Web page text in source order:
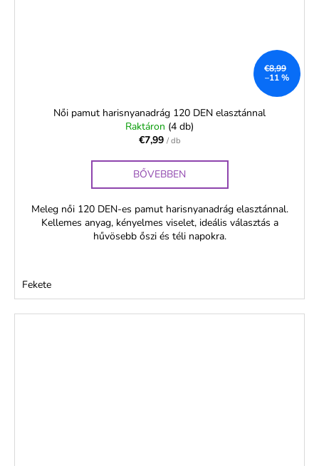
€8,99
–11 %
Női pamut harisnyanadrág 120 DEN elasztánnal
Raktáron (4 db)
€7,99 / db
BŐVEBBEN
Meleg női 120 DEN-es pamut harisnyanadrág elasztánnal.
Kellemes anyag, kényelmes viselet, ideális választás a
hűvösebb őszi és téli napokra.
Fekete